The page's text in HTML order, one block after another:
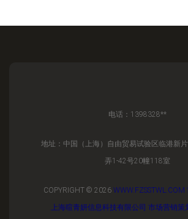
电话：1398328**
地址：中国（上海）自由贸易试验区临港新
弄1-42号20幢118室
COPYRIGHT © 2026 WWW.FZSSTWL.COM
上海暄青妍信息科技有限公司 市场营销策